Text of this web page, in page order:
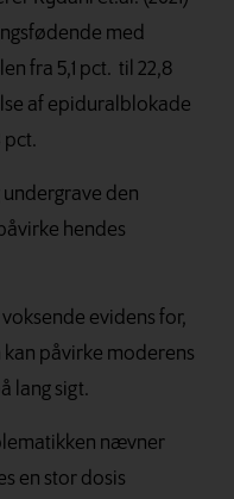
med
fra 5,1 pct. til 22,8
af epiduralblokade
pct.
den
hendes
evidens for,
påvirke moderens
lang sigt.
nævner
en stor dosis